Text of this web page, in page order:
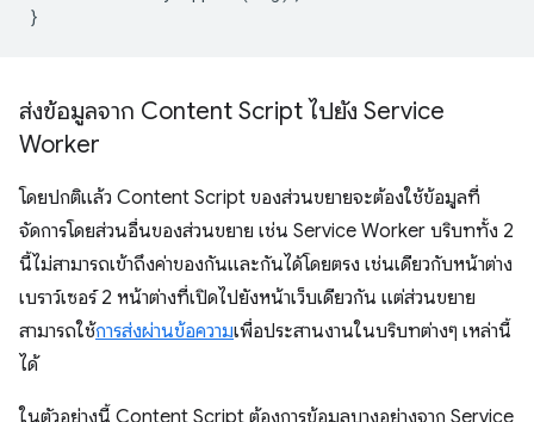
}
ส่งข้อมูลจาก Content Script ไปยัง Service
Worker
โดยปกติแล้ว Content Script ของส่วนขยายจะต้องใช้ข้อมูลที่
จัดการโดยส่วนอื่นของส่วนขยาย เช่น Service Worker บริบททั้ง 2
นี้ไม่สามารถเข้าถึงค่าของกันและกันได้โดยตรง เช่นเดียวกับหน้าต่าง
เบราว์เซอร์ 2 หน้าต่างที่เปิดไปยังหน้าเว็บเดียวกัน แต่ส่วนขยาย
สามารถใช้การส่งผ่านข้อความเพื่อประสานงานในบริบทต่างๆ เหล่านี้
ได้
ในตัวอย่างนี้ Content Script ต้องการข้อมูลบางอย่างจาก Service